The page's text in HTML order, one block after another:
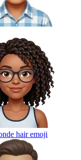
hairemoji